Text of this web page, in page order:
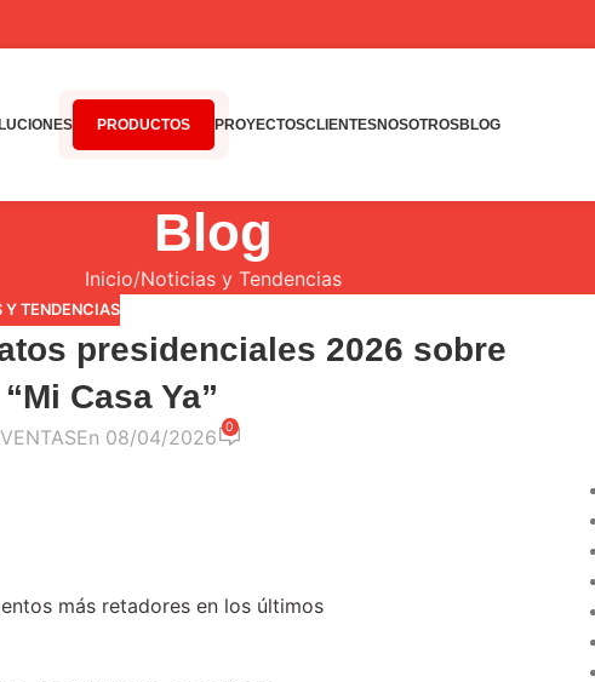
PRODUCTOS PROYECTOSCLIENTESNOSOTROSBLOG
Blog
Inicio Noticias y Tendencias
Y TENDENCIAS
presidenciales 2026 sobre
Casa Ya”
En 08/04/2026 0
más retadores en los últimos